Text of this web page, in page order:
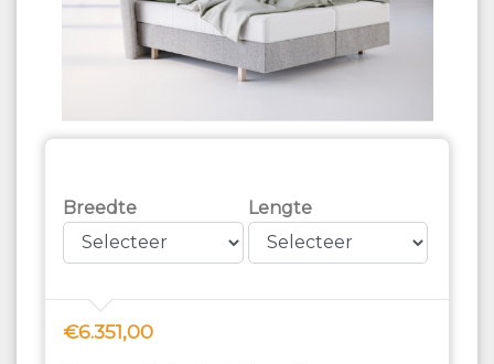
Breedte Lengte
€6.351,00